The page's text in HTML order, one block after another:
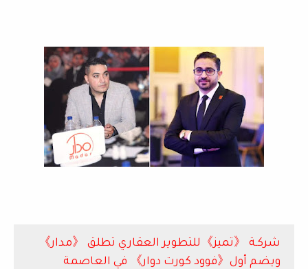
شركـة 《تميز》للتطوير العقاري تطلق 《مدار》
ويضم أول《فوود كورت دوار》 في العاصمة